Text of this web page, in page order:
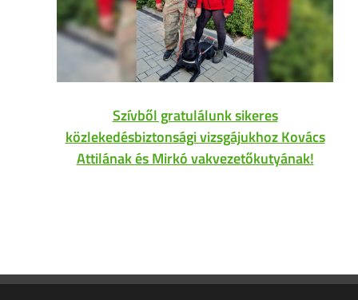
Szívből gratulálunk sikeres
közlekedésbiztonsági vizsgájukhoz Kovács
Attilának és Mirkó vakvezetőkutyának!